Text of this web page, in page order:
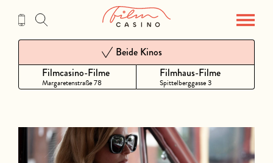
Inhalt
Filmcasino-Filme
Margaretenstraße 78
Beide Kinos
Filmhaus-Filme
Spittelberggasse 3